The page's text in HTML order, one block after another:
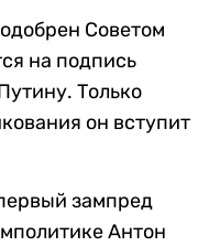
Советом
на подпись
Только
он вступит
зампред
Антон